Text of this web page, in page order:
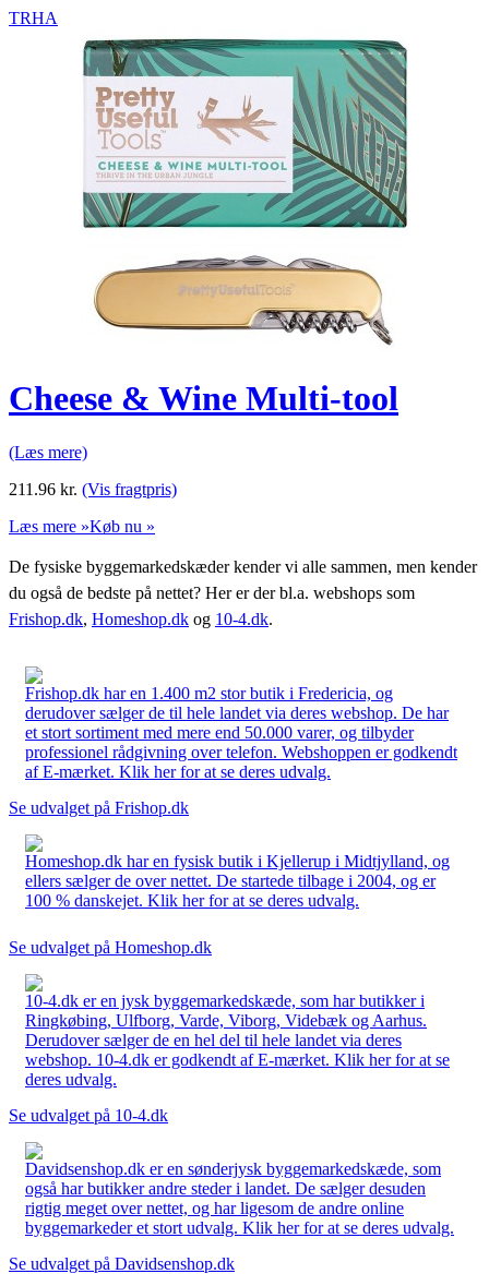
TRHA
Cheese & Wine Multi-tool
(Læs mere)
211.96 kr. (Vis fragtpris)
Læs mere »Køb nu »
De fysiske byggemarkedskæder kender vi alle sammen, men kender
du også de bedste på nettet? Her er der bl.a. webshops som
Frishop.dk, Homeshop.dk og 10-4.dk.
Frishop.dk har en 1.400 m2 stor butik i Fredericia, og
derudover sælger de til hele landet via deres webshop. De har
et stort sortiment med mere end 50.000 varer, og tilbyder
professionel rådgivning over telefon. Webshoppen er godkendt
af E-mærket. Klik her for at se deres udvalg.
Se udvalget på Frishop.dk
Homeshop.dk har en fysisk butik i Kjellerup i Midtjylland, og
ellers sælger de over nettet. De startede tilbage i 2004, og er
100 % danskejet. Klik her for at se deres udvalg.
Se udvalget på Homeshop.dk
10-4.dk er en jysk byggemarkedskæde, som har butikker i
Ringkøbing, Ulfborg, Varde, Viborg, Videbæk og Aarhus.
Derudover sælger de en hel del til hele landet via deres
webshop. 10-4.dk er godkendt af E-mærket. Klik her for at se
deres udvalg.
Se udvalget på 10-4.dk
Davidsenshop.dk er en sønderjysk byggemarkedskæde, som
også har butikker andre steder i landet. De sælger desuden
rigtig meget over nettet, og har ligesom de andre online
byggemarkeder et stort udvalg. Klik her for at se deres udvalg.
Se udvalget på Davidsenshop.dk